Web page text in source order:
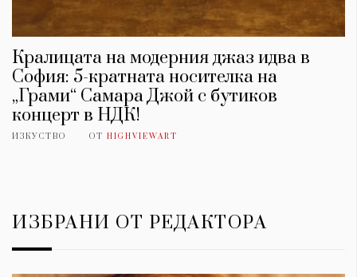
Кралицата на модерния джаз идва в
София: 5-кратната носителка на
„Грами“ Самара Джой с бутиков
концерт в НДК!
ИЗКУСТВО ОТ HIGHVIEWART
ИЗБРАНИ ОТ РЕДАКТОРА